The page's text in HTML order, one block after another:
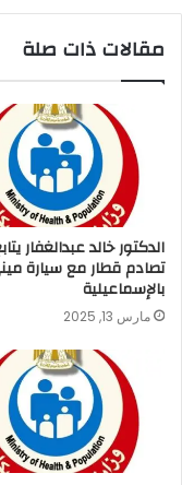
مقالات ذات صلة
الدكتور خالد عبدالغفار
تصادم قطار مع سيارة
بالإسماعيلية
مارس 13, 2025